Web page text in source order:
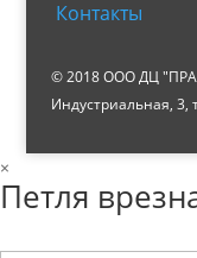
Контакты
© 2018 ООО ДЦ
Индустриальная, 3,
×
Петля